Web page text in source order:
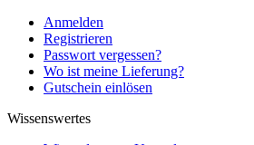
Anmelden
Registrieren
Passwort vergessen?
Wo ist meine Lieferung?
Gutschein einlösen
Wissenswertes